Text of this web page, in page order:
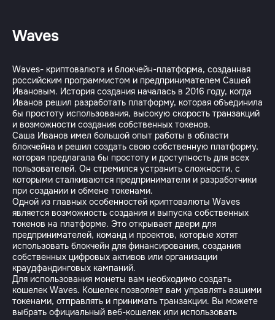
Waves
Waves- криптовалюта и блокчейн-платформа, созданная
российским программистом и предпринимателем Сашей
Ивановым. История создания началась в 2016 году, когда
Иванов решил разработать платформу, которая объединила
бы простоту использования, высокую скорость транзакций
и возможности создания собственных токенов.
Саша Иванов имел большой опыт работы в области
блокчейна и решил создать свою собственную платформу,
которая предлагала бы простоту и доступность для всех
пользователей. Он стремился устранить сложности, с
которыми сталкиваются предприниматели и разработчики
при создании и обмене токенами.
Одной из главных особенностей криптовалюты Waves
является возможность создания и выпуска собственных
токенов на платформе. Это открывает двери для
предпринимателей, команд и проектов, которые хотят
использовать блокчейн для финансирования, создания
собственных цифровых активов или организации
краудфандинговых кампаний.
Для использования монеты вам необходимо создать
кошелек Waves. Кошелек позволяет вам управлять вашими
токенами, отправлять и принимать транзакции. Вы можете
выбрать официальный веб-кошелек или использовать